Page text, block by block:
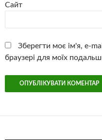
Сайт
Зберегти моє ім'я, e-
браузері для моїх